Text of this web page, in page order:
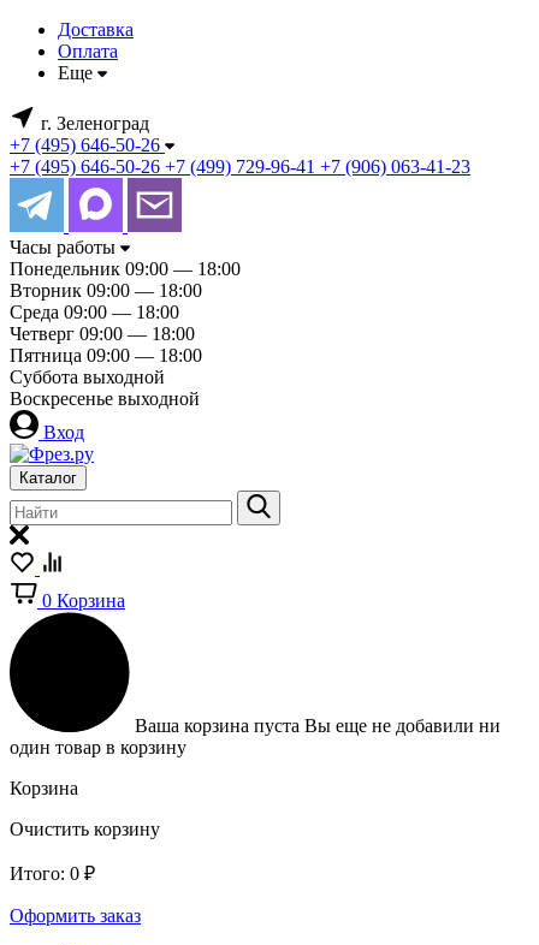
Доставка
Оплата
Еще
г. Зеленоград
+7 (495) 646-50-26
+7 (495) 646-50-26 +7 (499) 729-96-41 +7 (906) 063-41-23
Часы работы
Понедельник 09:00 — 18:00
Вторник 09:00 — 18:00
Среда 09:00 — 18:00
Четверг 09:00 — 18:00
Пятница 09:00 — 18:00
Суббота выходной
Воскресенье выходной
Вход
Каталог
0 Корзина
Ваша корзина пуста Вы еще не добавили ни
один товар в корзину
Корзина
Очистить корзину
Итого: 0 ₽
Оформить заказ